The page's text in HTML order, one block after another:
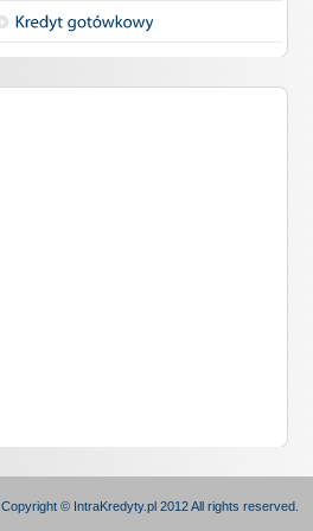
Copyright © IntraKredyty.pl 2012 All rights reserved.